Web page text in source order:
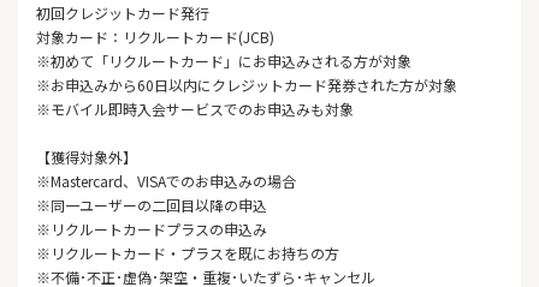
初回クレジットカード発行
対象カード：リクルートカード(JCB)
※初めて「リクルートカード」にお申込みされる方が対象
※お申込みから60日以内にクレジットカード発券された方が対象
※モバイル即時入会サービスでのお申込みも対象
【獲得対象外】
※Mastercard、VISAでのお申込みの場合
※同一ユーザーの二回目以降の申込
※リクルートカードプラスの申込み
※リクルートカード・プラスを既にお持ちの方
※不備･不正･虚偽･架空・重複･いたずら･キャンセル